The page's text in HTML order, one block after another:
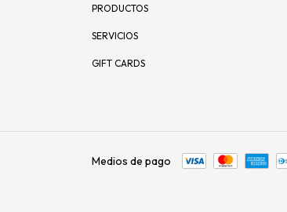
PRODUCTOS
SERVICIOS
GIFT CARDS
Medios de pago